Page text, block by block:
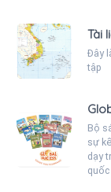
Tài
Đây
tập
Bộ
sự
dạy